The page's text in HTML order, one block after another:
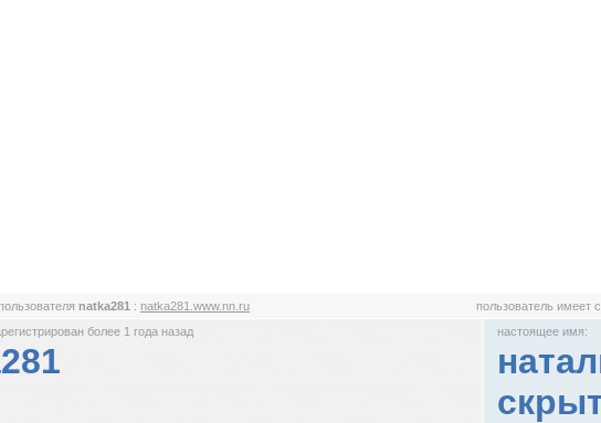
natka281 : natka281.www.nn.ru пользователь имеет
более 1 года назад
настоящее имя: